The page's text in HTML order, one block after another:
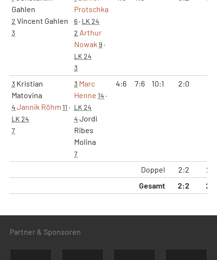
Gahlen
2 Vincent Gahlen
3
Protschka
6· LK 24
2 Arthur
Nowak 9·
LK 24
3
3 Kristian
Matovina
4 Jannik Röhm 11 ·
LK 24
7
3 Marc
Henne 14 ·
LK 24
4 Jordi
Ribes
Molina
7
4:6 7:6 10:1 2:0
Doppel 2:2
2:3
Gesamt
2:2 2:3
Partner & Sponsoren